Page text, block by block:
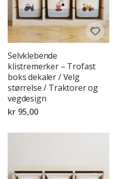
Selvklebende
klistremerker – Trofast
boks dekaler / Velg
størrelse / Traktorer og
vegdesign
kr 95,00